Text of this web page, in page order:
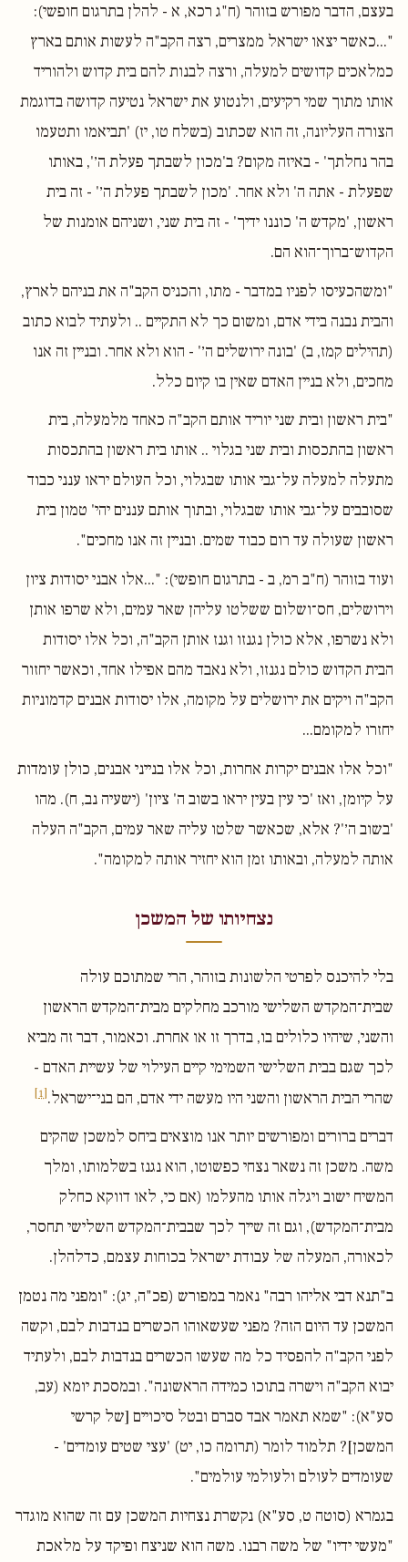
בעצם, הדבר מפורש בזוהר (ח"ג רכא, א - להלן בתרגום חופשי):
"...כאשר יצאו ישראל ממצרים, רצה הקב"ה לעשות אותם בארץ
כמלאכים קדושים למעלה, ורצה לבנות להם בית קדוש ולהוריד
אותו מתוך שמי רקיעים, ולנטוע את ישראל נטיעה קדושה בדוגמת
הצורה העליונה, זה הוא שכתוב (בשלח טו, יז) 'תביאמו ותטעמו
בהר נחלתך' - באיזה מקום? ב'מכון לשבתך פעלת ה׳', באותו
שפעלת - אתה ה' ולא אחר. 'מכון לשבתך פעלת ה׳' - זה בית
ראשון, 'מקדש ה' כוננו ידיך' - זה בית שני, ושניהם אומנות של
הקדוש־ברוך־הוא הם.
"ומשהכעיסו לפניו במדבר - מתו, והכניס הקב"ה את בניהם לארץ,
והבית נבנה בידי אדם, ומשום כך לא התקיים .. ולעתיד לבוא כתוב
(תהילים קמז, ב) 'בונה ירושלים ה׳' - הוא ולא אחר. ובניין זה אנו
מחכים, ולא בניין האדם שאין בו קיום כלל.
"בית ראשון ובית שני יוריד אותם הקב"ה כאחד מלמעלה, בית
ראשון בהתכסות ובית שני בגלוי .. אותו בית ראשון בהתכסות
מתעלה למעלה על־גבי אותו שבגלוי, וכל העולם יראו ענני כבוד
שסובבים על־גבי אותו שבגלוי, ובתוך אותם עננים יהי' טמון בית
ראשון שעולה עד רום כבוד שמים. ובניין זה אנו מחכים".
ועוד בזוהר (ח"ב רמ, ב - בתרגום חופשי): "...אלו אבני יסודות ציון
וירושלים, חס־ושלום ששלטו עליהן שאר עמים, ולא שרפו אותן
ולא נשרפו, אלא כולן נגנזו וגנז אותן הקב"ה, וכל אלו יסודות
הבית הקדוש כולם נגנזו, ולא נאבד מהם אפילו אחד, וכאשר יחזור
הקב"ה ויקים את ירושלים על מקומה, אלו יסודות אבנים קדמוניות
יחזרו למקומם...
"וכל אלו אבנים יקרות אחרות, וכל אלו בנייני אבנים, כולן עומדות
על קיומן, ואז 'כי עין בעין יראו בשוב ה' ציון' (ישעיה נב, ח). מהו
'בשוב ה׳'? אלא, שכאשר שלטו עליה שאר עמים, הקב"ה העלה
אותה למעלה, ובאותו זמן הוא יחזיר אותה למקומה".
נצחיותו של המשכן
בלי להיכנס לפרטי הלשונות בזוהר, הרי שמתוכם עולה
שבית־המקדש השלישי מורכב מחלקים מבית־המקדש הראשון
והשני, שיהיו כלולים בו, בדרך זו או אחרת. וכאמור, דבר זה מביא
לכך שגם בבית השלישי השמימי קיים העילוי של עשיית האדם -
שהרי הבית הראשון והשני היו מעשה ידי אדם, הם בני־ישראל.[1]
דברים ברורים ומפורשים יותר אנו מוצאים ביחס למשכן שהקים
משה. משכן זה נשאר נצחי כפשוטו, הוא נגנז בשלמותו, ומלך
המשיח ישוב ויגלה אותו מהעלמו (אם כי, לאו דווקא כחלק
מבית־המקדש), וגם זה שייך לכך שבבית־המקדש השלישי תחסר,
לכאורה, המעלה של עבודת ישראל בכוחות עצמם, כדלהלן.
ב"תנא דבי אליהו רבה" נאמר במפורש (פכ"ה, יג): "ומפני מה נטמן
המשכן עד היום הזה? מפני שעשאוהו הכשרים בנדבות לבם, וקשה
לפני הקב"ה להפסיד כל מה שעשו הכשרים בנדבות לבם, ולעתיד
יבוא הקב"ה וישרה בתוכו כמידה הראשונה". ובמסכת יומא (עב,
סע"א): "שמא תאמר אבד סברם ובטל סיכויים [של קרשי
המשכן]? תלמוד לומר (תרומה כו, יט) 'עצי שטים עומדים' -
שעומדים לעולם ולעולמי עולמים".
בגמרא (סוטה ט, סע"א) נקשרת נצחיות המשכן עם זה שהוא מוגדר
"מעשי ידיו" של משה רבנו. משה הוא שניצח ופיקד על מלאכת